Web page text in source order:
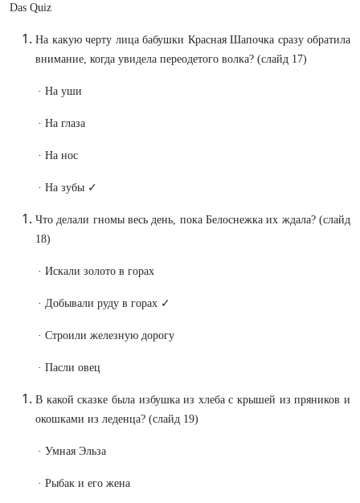
Das Quiz
На какую черту лица бабушки Красная Шапочка сразу обратила
внимание, когда увидела переодетого волка? (слайд 17)
· На уши
· На глаза
· На нос
· На зубы ✓
Что делали гномы весь день, пока Белоснежка их ждала? (слайд
18)
· Искали золото в горах
· Добывали руду в горах ✓
· Строили железную дорогу
· Пасли овец
В какой сказке была избушка из хлеба с крышей из пряников и
окошками из леденца? (слайд 19)
· Умная Эльза
· Рыбак и его жена